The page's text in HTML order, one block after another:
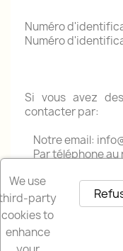
Numéro
Numéro
Si vous avez
contacter par:
Notre email:
Par téléphone au
We use
party
cookies to
enhance